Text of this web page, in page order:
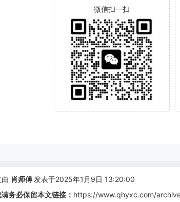
微信扫一扫
肖师傅 发表于2025年1月9日 13:20:00
务必保留本文链接： https://www.qhyxc.com/